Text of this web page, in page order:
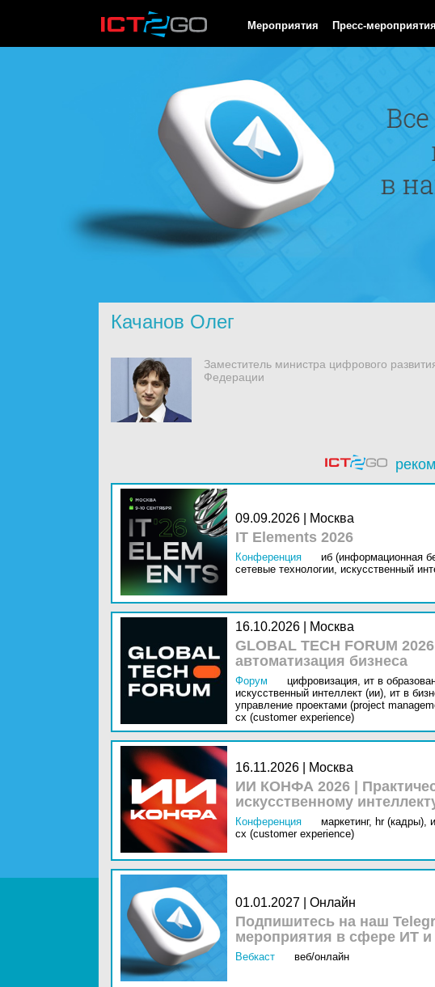
Мероприятия Пресс-мероприятия
Качанов Олег
Заместитель министра цифрового
Федерации
09.09.2026 | Москва
IT Elements 2026
Конференция иб (информационная
сетевые технологии, искусственный
16.10.2026 | Москва
GLOBAL TECH FORUM
автоматизация бизнеса
Форум цифровизация, ит в
искусственный интеллект (ии), ит в
управление проектами (project
cx (customer experience)
16.11.2026 | Москва
ИИ КОНФА 2026 |
искусственному
Конференция маркетинг, hr (кадры),
cx (customer experience)
01.01.2027 | Онлайн
Подпишитесь на наш
мероприятия в сфере ИТ и
Вебкаст
веб/онлайн